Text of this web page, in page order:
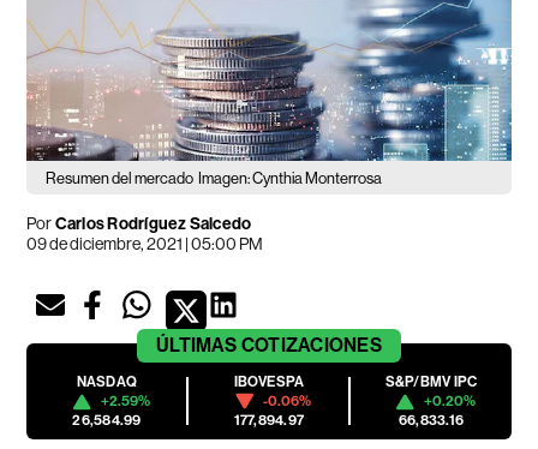
Resumen del mercado Imagen: Cynthia Monterrosa
PorCarlos Rodríguez Salcedo
09 de diciembre, 2021 | 05:00 PM
ÚLTIMAS COTIZACIONES
NASDAQ
+2.59%
26,584.99
IBOVESPA
-0.06%
177,894.97
S&P/BMV IPC
+0.20%
66,833.16